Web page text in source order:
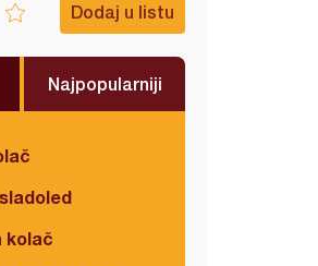
Dodaj u listu
Najpopularniji
kolač